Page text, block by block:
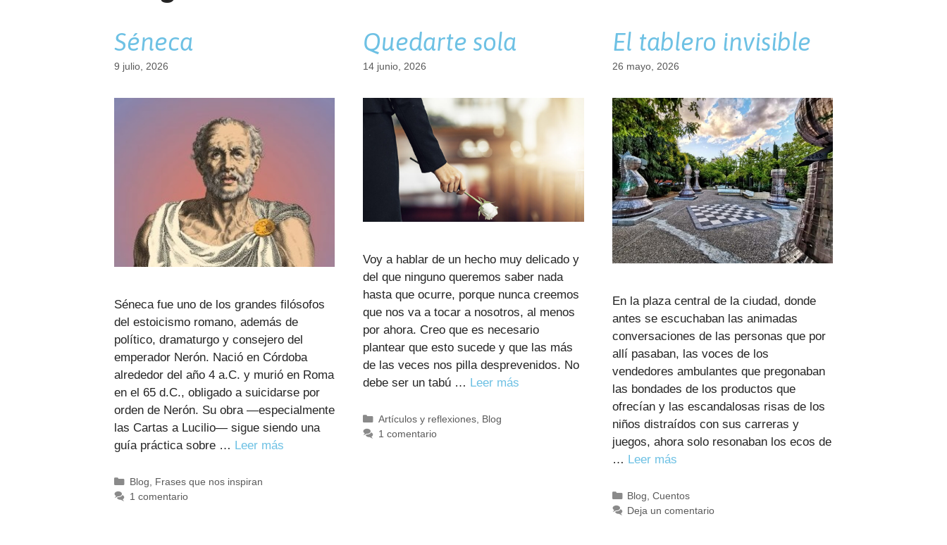
Séneca
9 julio, 2026
Séneca fue uno de los grandes filósofos
del estoicismo romano, además de
político, dramaturgo y consejero del
emperador Nerón. Nació en Córdoba
alrededor del año 4 a.C. y murió en Roma
en el 65 d.C., obligado a suicidarse por
orden de Nerón. Su obra —especialmente
las Cartas a Lucilio— sigue siendo una
guía práctica sobre … Leer más
Categorías
Blog, Frases que nos inspiran
1 comentario
Quedarte sola
14 junio, 2026
Voy a hablar de un hecho muy delicado y
del que ninguno queremos saber nada
hasta que ocurre, porque nunca creemos
que nos va a tocar a nosotros, al menos
por ahora. Creo que es necesario
plantear que esto sucede y que las más
de las veces nos pilla desprevenidos. No
debe ser un tabú … Leer más
Categorías
Artículos y reflexiones, Blog
1 comentario
El tablero invisible
26 mayo, 2026
En la plaza central de la ciudad, donde
antes se escuchaban las animadas
conversaciones de las personas que por
allí pasaban, las voces de los
vendedores ambulantes que pregonaban
las bondades de los productos que
ofrecían y las escandalosas risas de los
niños distraídos con sus carreras y
juegos, ahora solo resonaban los ecos de
… Leer más
Categorías
Blog ,Cuentos
Deja un comentario